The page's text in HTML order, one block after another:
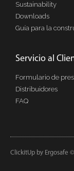
Servicio al
Formulario de
Distribuidores
FAQ
Sustainability
Downloads
Guía para la
ClickitUp by Ergosafe